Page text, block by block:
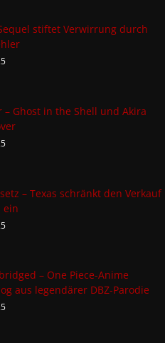
stiftet Verwirrung durch
– Ghost in the Shell und Akira
– Texas schränkt den Verkauf
ein
– One Piece-Anime
aus legendärer DBZ-Parodie